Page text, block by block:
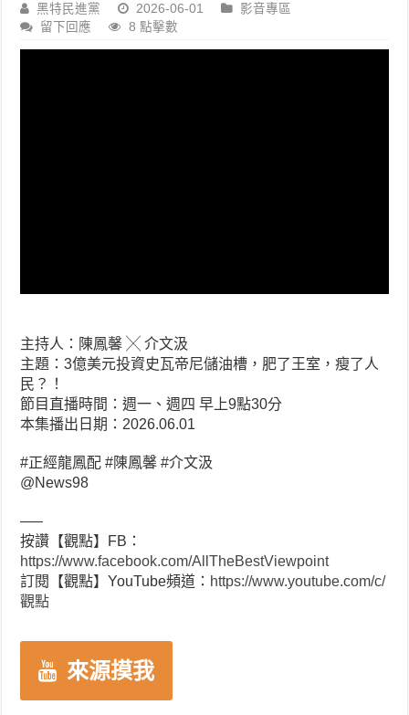
黑特民進黨 2026-06-01
影音專區
留下回應
8 點擊數
主持人：陳鳳馨 ╳ 介文汲
主題：3億美元投資史瓦帝尼儲油槽，肥了王室，瘦了人
民？！
節目直播時間：週一、週四 早上9點30分
本集播出日期：2026.06.01
#正經龍鳳配 #陳鳳馨 #介文汲
​⁠@News98
—–
按讚【觀點】FB：
https://www.facebook.com/AllTheBestViewpoint
訂閱【觀點】YouTube頻道： https://www.youtube.com/c/
觀點
來源摸我